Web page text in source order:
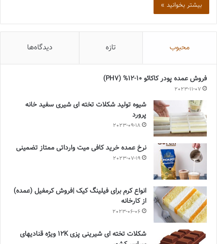
بیشتر بخوانید »
محبوب تازه دیدگاه‌ها
فروش عمده پودر کاکائو 10-12% (PH7)
2023-11-07
شیوه تولید شکلات تخته ای شیری سفید خانه
پرورد
2023-09-18
نرخ عمده خرید کافی میت وارداتی ممتاز تضمینی
2023-07-19
انواع کرم برای فیلینگ کیک |فروش کرمفیل (عمده)
از کارخانه
2023-06-06
شکلات تخته ای شیرینی پزی 12K ویژه قنادیهای